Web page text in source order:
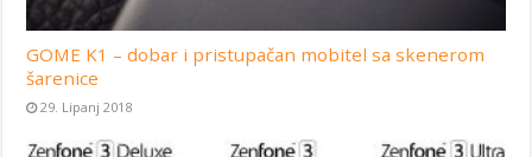
GOME K1 – dobar i pristupačan mobitel sa skenerom
šarenice
29. Lipanj 2018